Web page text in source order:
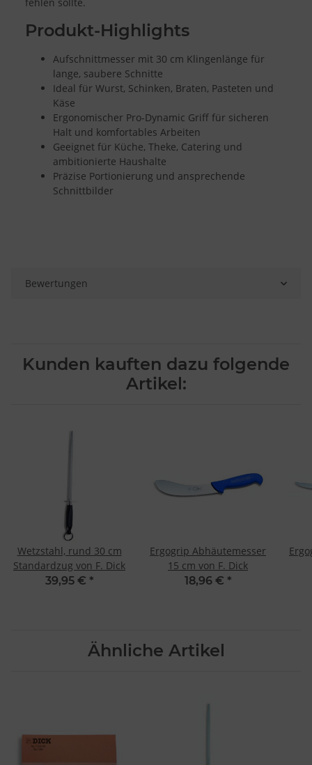
von Daten aus verschiedenen Quellen
Entwicklung und Verbesserung der Angebote
Besondere Features:
Verwendung genauer Standortdaten
Endgeräteeigenschaften zur Identifikation aktiv abfragen
Produkt-Highlights
Aufschnittmesser mit 30 cm Klingenlänge für
lange, saubere Schnitte
Ideal für Wurst, Schinken, Braten, Pasteten und
Käse
Ergonomischer Pro-Dynamic Griff für sicheren
Halt und komfortables Arbeiten
Geeignet für Küche, Theke, Catering und
ambitionierte Haushalte
Präzise Portionierung und ansprechende
Schnittbilder
Bewertungen
Kunden kauften dazu folgende
Artikel:
Wetzstahl, rund 30 cm
Standardzug von F. Dick
39,95 € *
Ergogrip Abhäutemesser
15 cm von F. Dick
18,96 € *
Ähnliche Artikel